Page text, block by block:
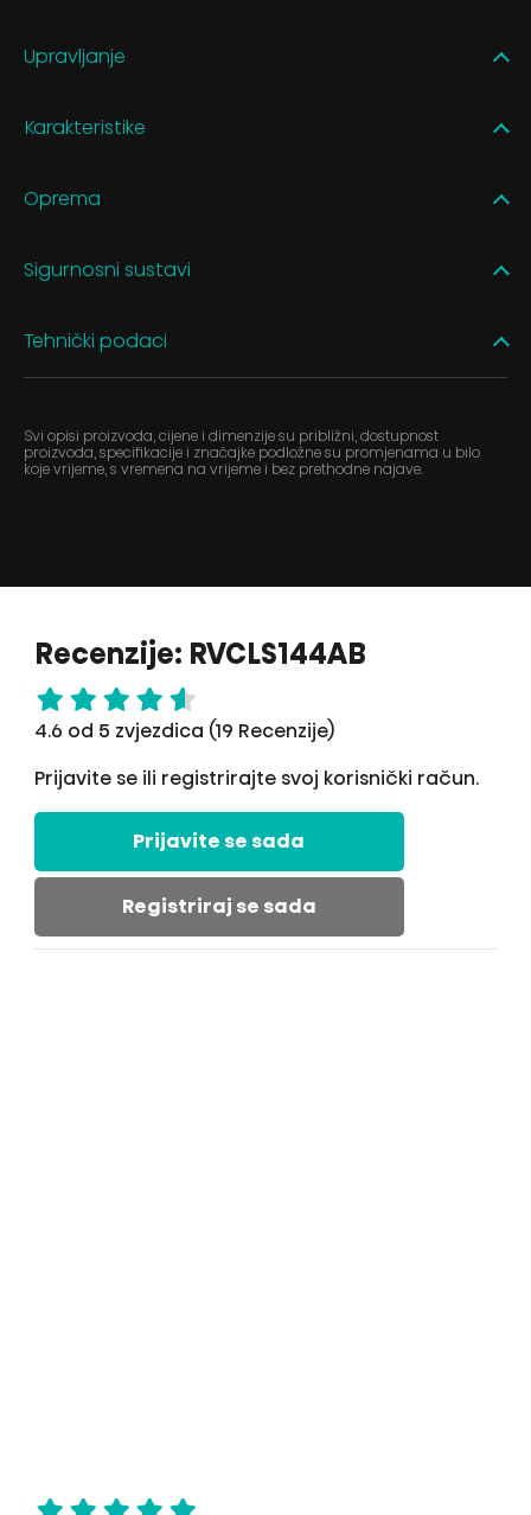
Upravljanje
Karakteristike
Oprema
Sigurnosni sustavi
Tehnički podaci
Svi opisi proizvoda, cijene i dimenzije su približni, dostupnost
proizvoda, specifikacije i značajke podložne su promjenama u bilo
koje vrijeme, s vremena na vrijeme i bez prethodne najave.
Recenzije: RVCLS144AB
4.6 od 5 zvjezdica (19 Recenzije)
Prijavite se ili registrirajte svoj korisnički račun.
Prijavite se sada
Registriraj se sada